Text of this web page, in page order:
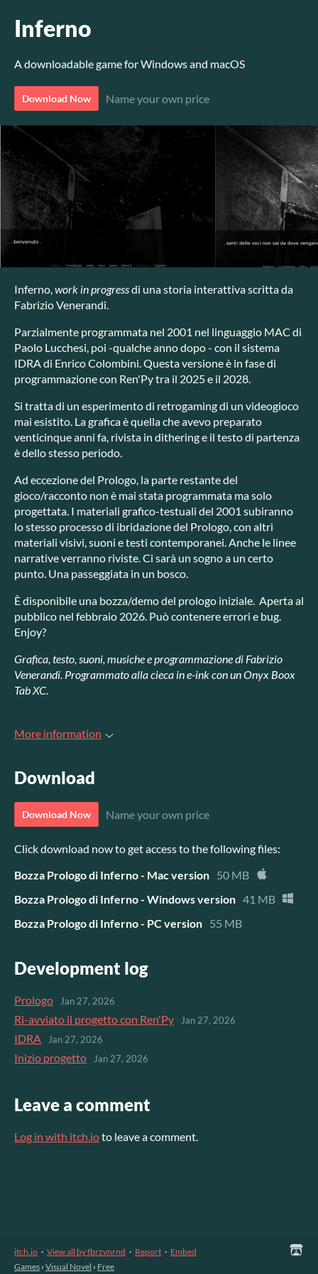
Inferno
A downloadable game for Windows and macOS
Download Now Name your own price
Inferno,work in progressdi una storia interattiva scritta da
Fabrizio Venerandi.
Parzialmente programmata nel 2001 nel linguaggio MAC di
Paolo Lucchesi, poi -qualche anno dopo - con il sistema
IDRA di Enrico Colombini. Questa versione è in fase di
programmazione con Ren'Py tra il 2025 e il 2028.
Si tratta di un esperimento di retrogaming di un videogioco
mai esistito. La grafica è quella che avevo preparato
venticinque anni fa, rivista in dithering e il testo di partenza
è dello stesso periodo.
Ad eccezione del Prologo, la parte restante del
gioco/racconto non è mai stata programmata ma solo
progettata. I materiali grafico-testuali del 2001 subiranno
lo stesso processo di ibridazione del Prologo, con altri
materiali visivi, suoni e testi contemporanei. Anche le linee
narrative verranno riviste. Ci sarà un sogno a un certo
punto. Una passeggiata in un bosco.
È disponibile una bozza/demo del prologo iniziale. Aperta al
pubblico nel febbraio 2026. Può contenere errori e bug.
Enjoy?
Grafica, testo, suoni, musiche e programmazione di Fabrizio
Venerandi. Programmato alla cieca in e-ink con un Onyx Boox
Tab XC.
More information
Download
Download Now Name your own price
Click download now to get access to the following files:
Bozza Prologo di Inferno - Mac version 50 MB
Bozza Prologo di Inferno - Windows version 41 MB
Bozza Prologo di Inferno - PC version 55 MB
Development log
Prologo Jan 27, 2026
Ri-avviato il progetto con Ren'Py Jan 27, 2026
IDRA Jan 27, 2026
Inizio progetto Jan 27, 2026
Leave a comment
Log in with itch.ioto leave a comment.
itch.io · View all by fbrzvnrnd · Report · Embed
Games › Visual Novel › Free